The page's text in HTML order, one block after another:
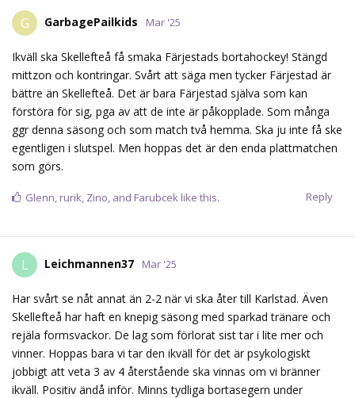
Glenn
L Leichmannen37 Mar '25
Har svårt se nåt annat än 2-2 när vi ska åter till Karlstad. Även
Skellefteå har haft en knepig säsong med sparkad tränare och
rejäla formsvackor. De lag som förlorat sist tar i lite mer och
vinner. Hoppas bara vi tar den ikväll för det är psykologiskt
ikväll. Positiv ändå inför. Minns tydliga bortasegern under
grundserien.
Dinamin,Varia, andFarubcek like this.
N Nevermore Mar '25
Känslan är att det kan gå bra(det blir en jämn, spännande
match) eller så klappar vi ihop fullständigt och målen bara rasar